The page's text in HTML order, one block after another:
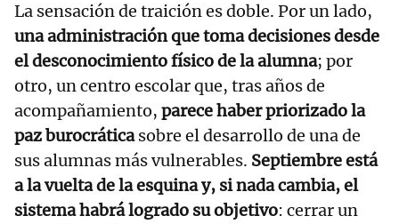
La sensación de traición es doble. Por un lado,
una administración que toma decisiones desde
el desconocimiento físico de la alumna; por
otro, un centro escolar que, tras años de
acompañamiento, parece haber priorizado la
paz burocráticasobre el desarrollo de una de
sus alumnas más vulnerables. Septiembre está
a la vuelta de la esquina y, si nada cambia, el
sistema habrá logrado su objetivo: cerrar un